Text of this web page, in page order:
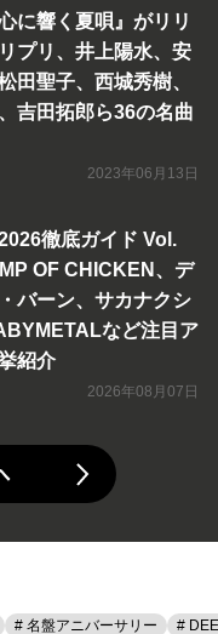
に響く夏唄』がリリ
プリ、井上陽水、安
田聖子、西城秀樹、
吉田拓郎ら36の名曲
2023年06月13日
徹底ガイド Vol.
OF CHICKEN、デ
バーン、サカナクシ
など注目ア
紹介
2026年08月07日
# 名盤アニバーサリー #